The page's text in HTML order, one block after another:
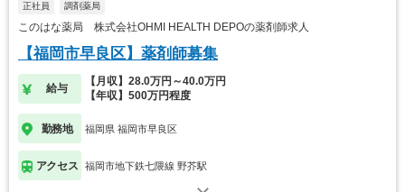
正社員 調剤薬局
このはな薬局 株式会社OHMI HEALTH DEPOの薬剤師求人
【福岡市早良区】薬剤師募集
給与
【月収】28.0万円～40.0万円
【年収】500万円程度
勤務地 福岡県 福岡市早良区
アクセス 福岡市地下鉄七隈線 野芥駅